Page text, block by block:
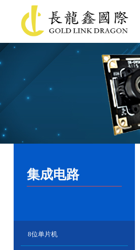
集成电路
8位单片机